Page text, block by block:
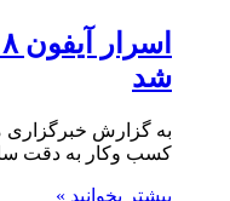
شد
به گزارش خبرگزاری
کسب وکار به دقت
بیشتر بخوانید »